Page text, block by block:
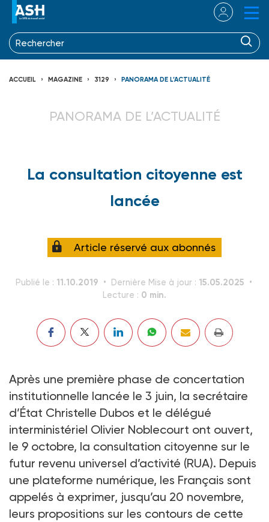
ACCUEIL MAGAZINE 3129 PANORAMA DE L’ACTUALITÉ
PANORAMA DE L’ACTUALITÉ
La consultation citoyenne est
lancée
Article réservé aux abonnés
Publié le : 11.10.2019 Dernière Mise à jour : 15.05.2025
Lecture : 0 min.
Après une première phase de concertation
institutionnelle lancée le 3 juin, la secrétaire
d’État Christelle Dubos et le délégué
interministériel Olivier Noblecourt ont ouvert,
le 9 octobre, la consultation citoyenne sur le
futur revenu universel d’activité (RUA). Depuis
une plateforme numérique, les Français sont
appelés à exprimer, jusqu’au 20 novembre,
leurs propositions sur les contours de cette